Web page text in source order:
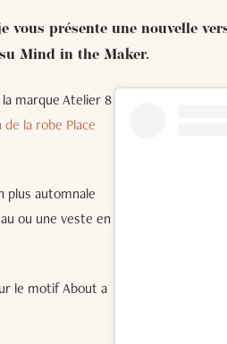
vous présente une nouvelle
Mind in the Maker.
marque Atelier 8
la robe Place
plus automnale
ou une veste en
le motif About a